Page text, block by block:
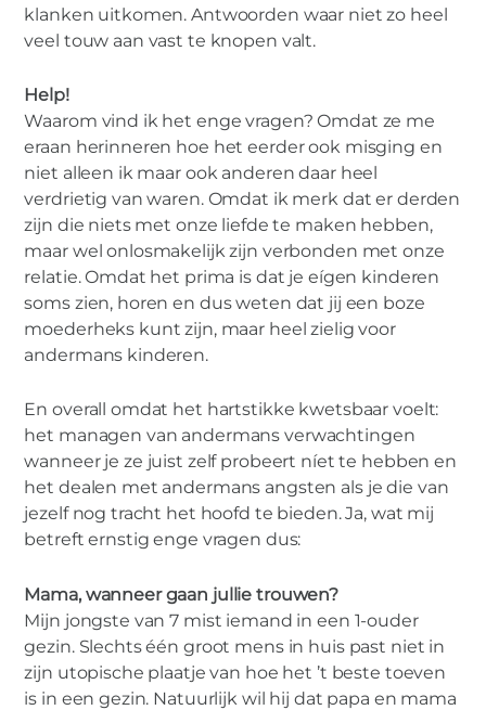
klanken uitkomen. Antwoorden waar niet zo heel
veel touw aan vast te knopen valt.
Help!
Waarom vind ik het enge vragen? Omdat ze me
eraan herinneren hoe het eerder ook misging en
niet alleen ik maar ook anderen daar heel
verdrietig van waren. Omdat ik merk dat er derden
zijn die niets met onze liefde te maken hebben,
maar wel onlosmakelijk zijn verbonden met onze
relatie. Omdat het prima is dat je eígen kinderen
soms zien, horen en dus weten dat jij een boze
moederheks kunt zijn, maar heel zielig voor
andermans kinderen.
En overall omdat het hartstikke kwetsbaar voelt:
het managen van andermans verwachtingen
wanneer je ze juist zelf probeert níet te hebben en
het dealen met andermans angsten als je die van
jezelf nog tracht het hoofd te bieden. Ja, wat mij
betreft ernstig enge vragen dus:
Mama, wanneer gaan jullie trouwen?
Mijn jongste van 7 mist iemand in een 1-ouder
gezin. Slechts één groot mens in huis past niet in
zijn utopische plaatje van hoe het ’t beste toeven
is in een gezin. Natuurlijk wil hij dat papa en mama